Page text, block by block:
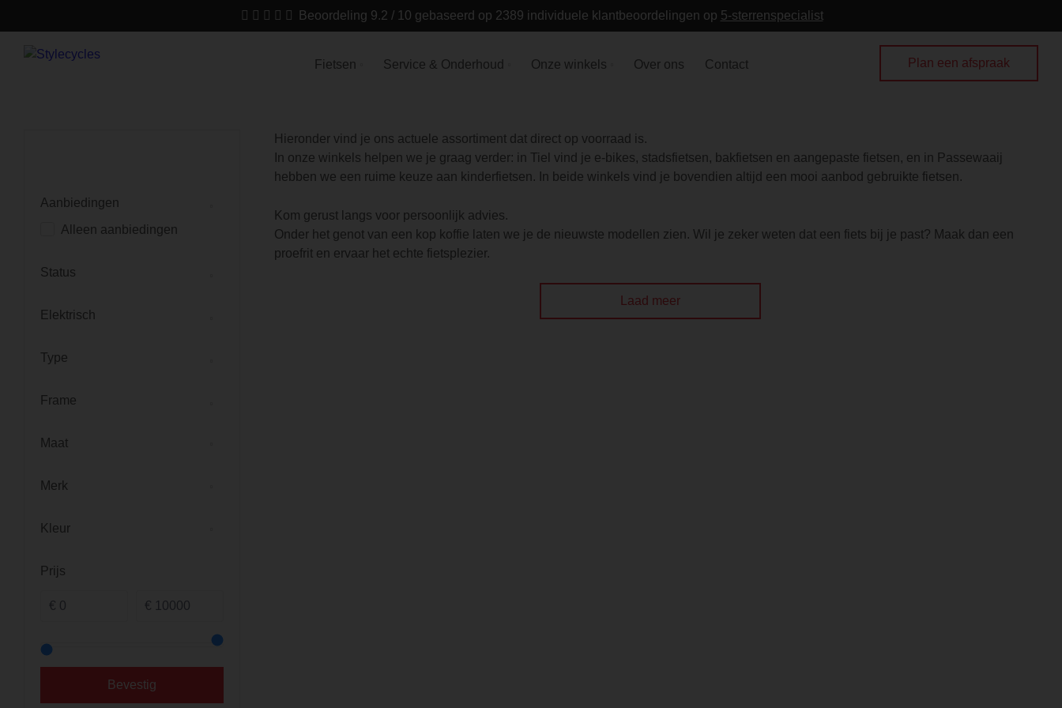
Beoordeling 9.2 / 10 gebaseerd op 2389 individuele klantbeoordelingen op 5-sterrenspecialist
Fietsen Service & Onderhoud Onze winkels Over ons Contact Plan een afspraak
Aanbiedingen
Alleen aanbiedingen
Status
Elektrisch
Type
Frame
Maat
Merk
Kleur
Prijs
Bevestig
Hieronder vind je ons actuele assortiment dat direct op voorraad is.
In onze winkels helpen we je graag verder: in Tiel vind je e-bikes, stadsfietsen, bakfietsen en aangepaste fietsen, en in Passewaaij
hebben we een ruime keuze aan kinderfietsen. In beide winkels vind je bovendien altijd een mooi aanbod gebruikte fietsen.
Kom gerust langs voor persoonlijk advies.
Onder het genot van een kop koffie laten we je de nieuwste modellen zien. Wil je zeker weten dat een fiets bij je past? Maak dan een
proefrit en ervaar het echte fietsplezier.
Laad meer